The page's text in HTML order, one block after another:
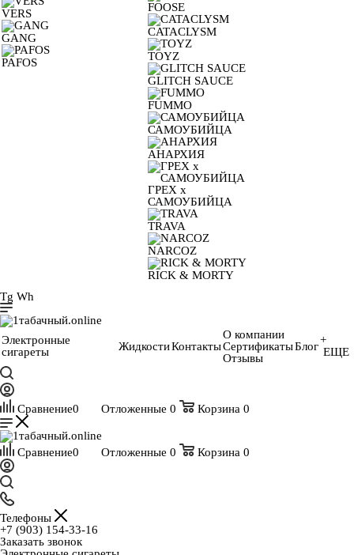
VERS
GANG
PAFOS
FOOSE
CATACLYSM
TOYZ
GLITCH SAUCE
FUMMO
САМОУБИЙЦА
АНАРХИЯ
ГРЕХ х
САМОУБИЙЦА
TRAVA
NARCOZ
RICK & MORTY
Tg Wh
Электронные
сигареты
ЖидкостиКонтакты
О компании
Сертификаты
Отзывы
Блог+
ЕЩЕ
Сравнение0 Отложенные 0 Корзина 0
Сравнение0 Отложенные 0 Корзина 0
Телефоны
+7 (903) 154-33-16
Заказать звонок